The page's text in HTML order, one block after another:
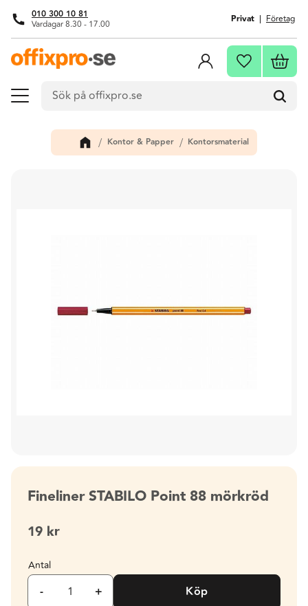
Meny
010 300 10 81
Vardagar 8.30 - 17.00 Privat Företag
Favoriter
Kontor & Papper Kontorsmaterial
Fineliner STABILO Point 88 mörkröd
19 kr
Antal
+
- Köp